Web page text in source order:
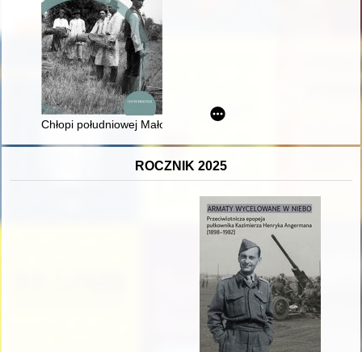
Chłopi południowej Małopolski wobec kryzysów
ROCZNIK 2025